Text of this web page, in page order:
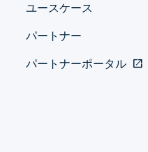
ユースケース
パートナー
パートナーポータル open_in_new